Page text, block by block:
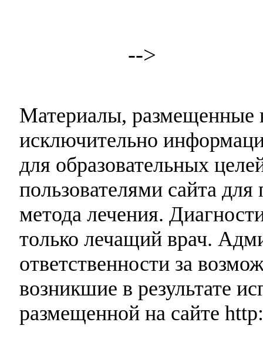
-->
Материалы, размещенные
исключительно
для образовательных
пользователями сайта
метода лечения.
только лечащий врач.
ответственности за
возникшие в результате
размещенной на сайте